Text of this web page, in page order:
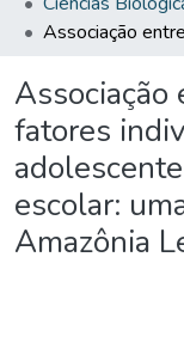
Associação
fatores
escolar:
Amazônia